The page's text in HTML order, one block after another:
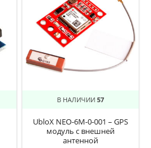
В НАЛИЧИИ 57
UbloX NEO-6M-0-001 – GPS
модуль с внешней
антенной